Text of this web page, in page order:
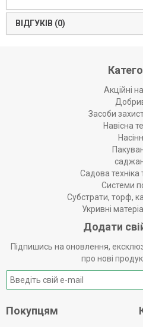
ВІДГУКІВ (0)
Акційні
Засоби
Навісна
Садова техніка
Системи
Субстрати, торф,
Укривні
Додати
Підпишись на оновлення,
про нові
Покупцям